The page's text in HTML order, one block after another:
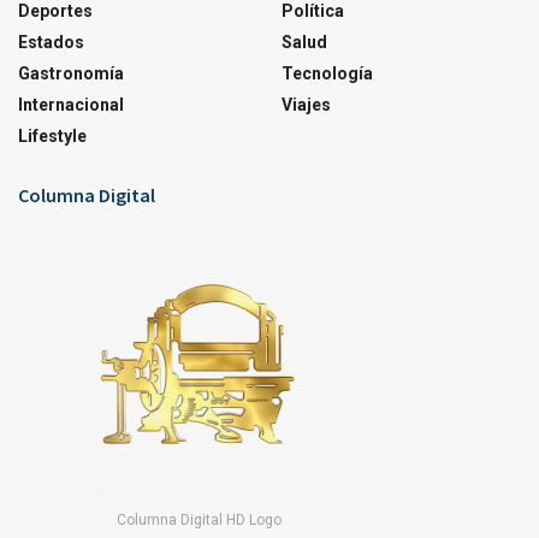
Deportes
Estados
Gastronomía
Internacional
Lifestyle
Política
Salud
Tecnología
Viajes
Columna Digital
Columna Digital HD Logo